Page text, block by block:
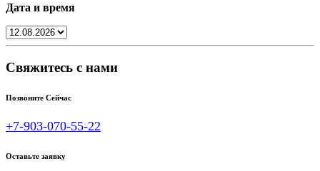
Дата и время
Свяжитесь с нами
Позвоните Сейчас
+7-903-070-55-22
Оставьте заявку